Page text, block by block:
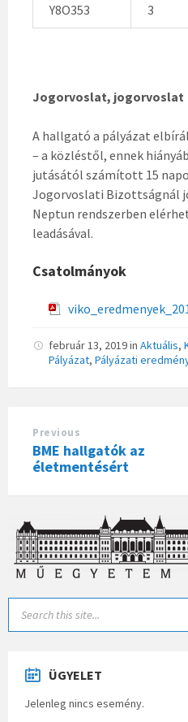
Y8O353 3
Jogorvoslat, jogorvoslat
A hallgató a pályázat
– a közléstől, ennek
jutásától számított 15
Jogorvoslati Bizottságnál
Neptun rendszerben
leadásával.
Csatolmányok
február 13, 2019in Aktuális,
Pályázat, Pályázati
Previous
BME hallgatók az
életmentésért
ÜGYELET
Jelenleg nincs esemény.